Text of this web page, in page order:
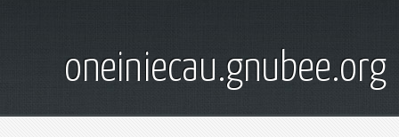
oneiniecau.gnubee.org